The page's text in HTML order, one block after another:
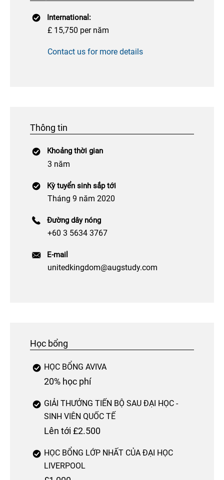
International:
£ 15,750 per năm
Contact us for more details
Thông tin
Khoảng thời gian
3 năm
Kỳ tuyển sinh sắp tới
Tháng 9 năm 2020
Đường dây nóng
+60 3 5634 3767
E-mail
unitedkingdom@augstudy.com
Học bổng
HỌC BỔNG AVIVA
20% học phí
GIẢI THƯỞNG TIẾN BỘ SAU ĐẠI HỌC -
SINH VIÊN QUỐC TẾ
Lên tới £2.500
HỌC BỔNG LỚP NHẤT CỦA ĐẠI HỌC
LIVERPOOL